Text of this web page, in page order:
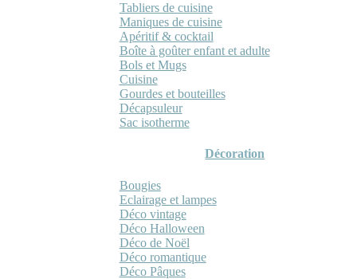
Tabliers de cuisine
Maniques de cuisine
Apéritif & cocktail
Boîte à goûter enfant et adulte
Bols et Mugs
Cuisine
Gourdes et bouteilles
Décapsuleur
Sac isotherme
Décoration
Bougies
Eclairage et lampes
Déco vintage
Déco Halloween
Déco de Noël
Déco romantique
Déco Pâques